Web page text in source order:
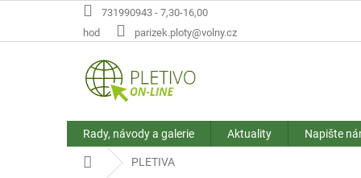
731990943 - 7,30-16,00
hod
parizek.ploty@volny.cz
Rady, návody a galerie Aktuality Napište
Domů PLETIVA